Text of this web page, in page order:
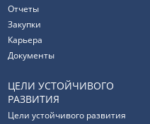
Отчеты
Закупки
Карьера
Документы
ЦЕЛИ УСТОЙЧИВОГО
РАЗВИТИЯ
Цели устойчивого развития